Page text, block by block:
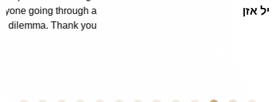
I highly recommend him for anyone going through a